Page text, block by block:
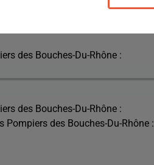
des Bouches-Du-Rhône :
des Bouches-Du-Rhône :
Pompiers des Bouches-Du-Rhône :